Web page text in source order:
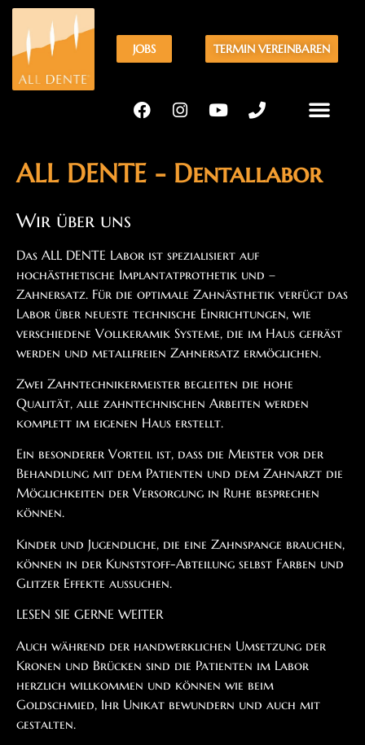
springen
JOBS TERMIN VEREINBAREN
ALL DENTE - Dentallabor
Wir über uns
Das ALL DENTE Labor ist spezialisiert auf
hochästhetische Implantatprothetik und –
Zahnersatz. Für die optimale Zahnästhetik verfügt das
Labor über neueste technische Einrichtungen, wie
verschiedene Vollkeramik Systeme, die im Haus gefräst
werden und metallfreien Zahnersatz ermöglichen.
Zwei Zahntechnikermeister begleiten die hohe
Qualität, alle zahntechnischen Arbeiten werden
komplett im eigenen Haus erstellt.
Ein besonderer Vorteil ist, dass die Meister vor der
Behandlung mit dem Patienten und dem Zahnarzt die
Möglichkeiten der Versorgung in Ruhe besprechen
können.
Kinder und Jugendliche, die eine Zahnspange brauchen,
können in der Kunststoff-Abteilung selbst Farben und
Glitzer Effekte aussuchen.
LESEN SIE GERNE WEITER
Auch während der handwerklichen Umsetzung der
Kronen und Brücken sind die Patienten im Labor
herzlich willkommen und können wie beim
Goldschmied, Ihr Unikat bewundern und auch mit
gestalten.